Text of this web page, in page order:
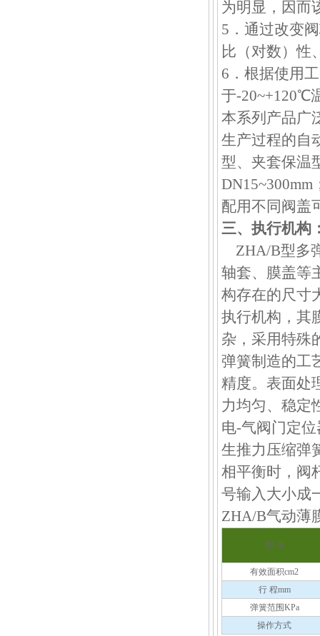
为明显，因而
5．通过改变
比（对数）性
6．根据使用
于-20~+120℃
本系列产品广
生产过程的自
型、夹套保温
配用不同阀盖
三、执行机构
ZHA/B型多
轴套、膜盖等
构存在的尺寸
执行机构，其
杂，采用特殊
弹簧制造的工
精度。表面处
力均匀、稳定
电-气阀门定
生推力压缩弹
相平衡时，阀
号输入大小成
ZHA/B气动薄
型 号
有效面积cm2
行 程mm
弹簧范围KPa
操作方式